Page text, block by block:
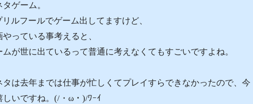
ゲーム。
ルフールでゲーム出してますけど、
っている事考えると、
が世に出ているって普通に考えなくてもすごいですよね。
は去年までは仕事が忙しくてプレイすらできなかったので、今
いですね。(/・ω・)/ﾜｰｲ